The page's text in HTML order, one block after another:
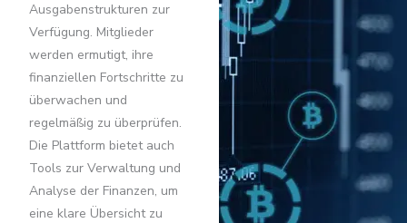
Ausgabenstrukturen zur
Verfügung. Mitglieder
werden ermutigt, ihre
finanziellen Fortschritte zu
überwachen und
regelmäßig zu überprüfen.
Die Plattform bietet auch
Tools zur Verwaltung und
Analyse der Finanzen, um
eine klare Übersicht zu